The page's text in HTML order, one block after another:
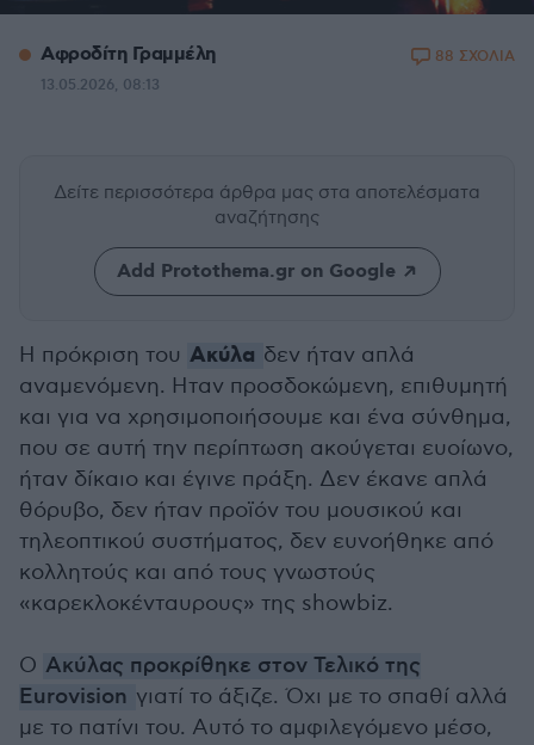
Αφροδίτη Γραμμέλη
13.05.2026, 08:13
88 ΣΧΟΛΙΑ
Δείτε περισσότερα άρθρα μας στα αποτελέσματα
αναζήτησης
Add Protothema.gr on Google
Η πρόκριση του Ακύλα δεν ήταν απλά
αναμενόμενη. Ηταν προσδοκώμενη, επιθυμητή
και για να χρησιμοποιήσουμε και ένα σύνθημα,
που σε αυτή την περίπτωση ακούγεται ευοίωνο,
ήταν δίκαιο και έγινε πράξη. Δεν έκανε απλά
θόρυβο, δεν ήταν προϊόν του μουσικού και
τηλεοπτικού συστήματος, δεν ευνοήθηκε από
κολλητούς και από τους γνωστούς
«καρεκλοκένταυρους» της showbiz.
Ο Ακύλας προκρίθηκε στον Τελικό της
Eurovision γιατί το άξιζε. Όχι με το σπαθί αλλά
με το πατίνι του. Αυτό το αμφιλεγόμενο μέσο,